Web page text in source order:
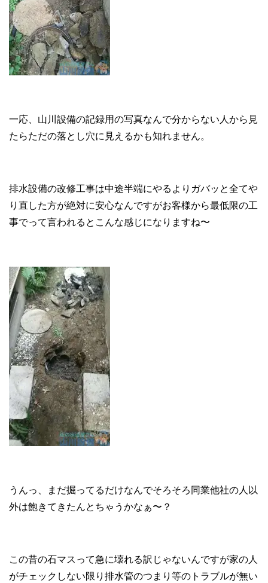
一応、山川設備の記録用の写真なんで分からない人から見
たらただの落とし穴に見えるかも知れません。
排水設備の改修工事は中途半端にやるよりガバッと全てや
り直した方が絶対に安心なんですがお客様から最低限の工
事でって言われるとこんな感じになりますね〜
うんっ、まだ掘ってるだけなんでそろそろ同業他社の人以
外は飽きてきたんとちゃうかなぁ〜？
この昔の石マスって急に壊れる訳じゃないんですが家の人
がチェックしない限り排水管のつまり等のトラブルが無い